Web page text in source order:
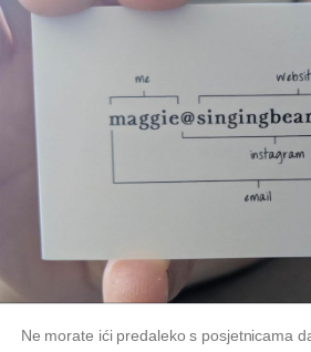
Ne morate ići predaleko s posjetnicama